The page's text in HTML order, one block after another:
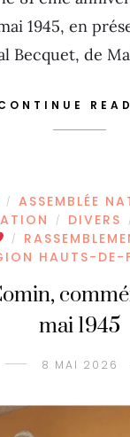
1945, en
Becquet, de
/ ASSEMBLÉE
/ DIVERS
/
HAUTS-DE-
mai 1945
8 MAI 2026